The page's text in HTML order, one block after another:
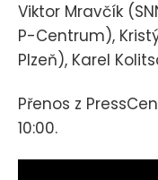
Viktor Mravčík
P-Centrum),
Plzeň), Karel
Přenos z
10:00.